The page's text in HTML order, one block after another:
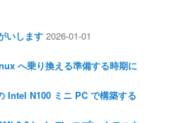
いします 2026-01-01
へ乗り換える準備する時期に
Intel N100 ミニ PC で構築する